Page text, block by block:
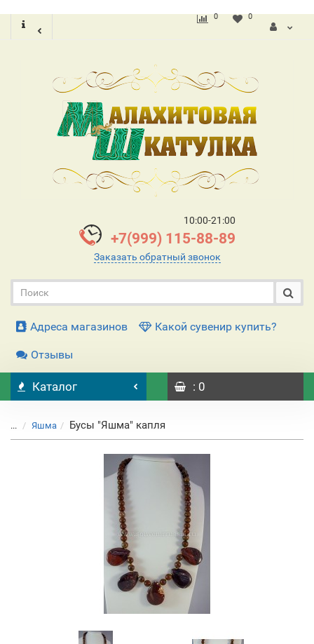
0 0
10:00-21:00
+7(999) 115-88-89
Заказать обратный звонок
Адреса магазинов Какой сувенир купить?
Отзывы
Каталог : 0
... Яшма Бусы "Яшма" капля